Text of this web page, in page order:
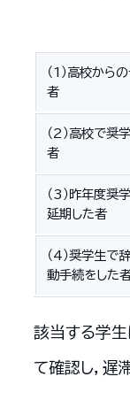
（1）高校から
者
（2）高校で奨
者
（3）昨年度奨
延期した者
（4）奨学生で
動手続をした
該当する学
て確認し，遅